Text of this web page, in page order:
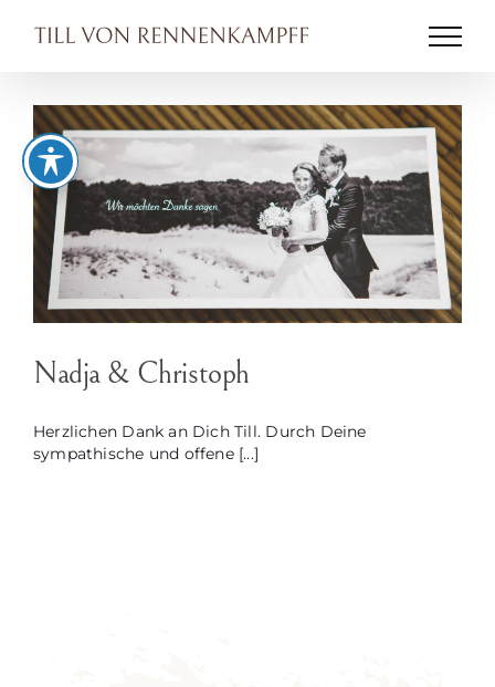
Inhalt
Nadja & Christoph
Herzlichen Dank an Dich Till. Durch Deine
sympathische und offene [...]